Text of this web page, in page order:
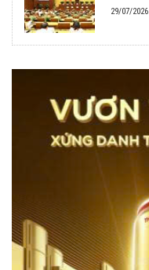
29/07/2026